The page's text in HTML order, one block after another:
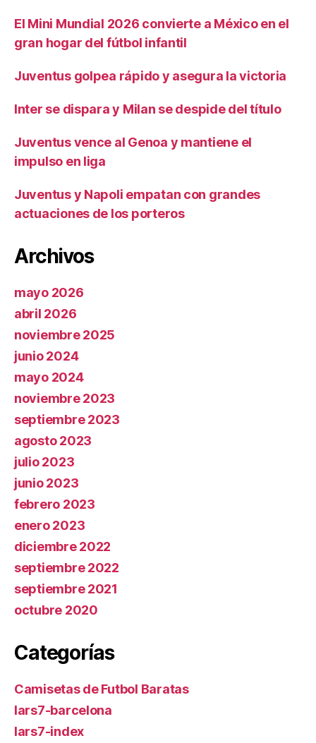
El Mini Mundial 2026 convierte a México en el
gran hogar del fútbol infantil
Juventus golpea rápido y asegura la victoria
Inter se dispara y Milan se despide del título
Juventus vence al Genoa y mantiene el
impulso en liga
Juventus y Napoli empatan con grandes
actuaciones de los porteros
Archivos
mayo 2026
abril 2026
noviembre 2025
junio 2024
mayo 2024
noviembre 2023
septiembre 2023
agosto 2023
julio 2023
junio 2023
febrero 2023
enero 2023
diciembre 2022
septiembre 2022
septiembre 2021
octubre 2020
Categorías
Camisetas de Futbol Baratas
lars7-barcelona
lars7-index